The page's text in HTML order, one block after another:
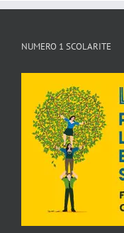
NUMERO 1 SCOLARITE